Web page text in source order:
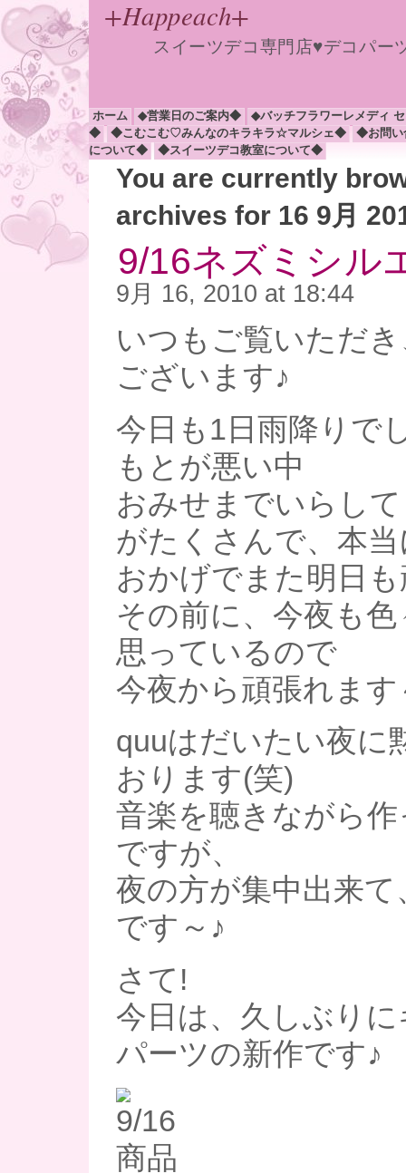
+Happeach+
スイーツデコ専門店♥デコパ
ホーム ◆営業日のご案内◆
◆バッチフラワーレメディ
◆
◆こむこむ♡みんなのキラキラ☆マルシェ◆
◆お問
について◆
◆スイーツデコ教室について◆
You are currently
archives for 16 9月
9/16ネズミシル
9月 16, 2010 at 18:44
いつもご覧いただ
ございます♪
今日も1日雨降りで
もとが悪い中
おみせまでいらし
がたくさんで、本
おかげでまた明日
その前に、今夜も
思っているので
今夜から頑張れます
quuはだいたい夜に
おります(笑)
音楽を聴きながら
ですが、
夜の方が集中出来
です～♪
さて!
今日は、久しぶり
パーツの新作です♪